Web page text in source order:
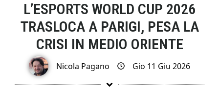
L’ESPORTS WORLD CUP 2026
TRASLOCA A PARIGI, PESA LA
CRISI IN MEDIO ORIENTE
Nicola Pagano Gio 11 Giu 2026